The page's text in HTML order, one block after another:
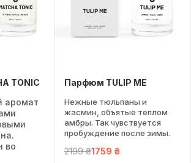
TONIC
аромат
во
Парфюм TULIP ME
Нежные тюльпаны и
жасмин, объятые теплом
амбры. Так чувствуется
пробуждение после зимы.
2199 ₴1759 ₴